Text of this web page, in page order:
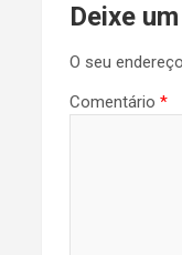
Deixe
O seu
Comentário *